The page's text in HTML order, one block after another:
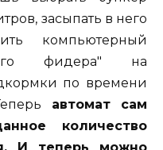
засыпать в него
компьютерный
фидера" на
по времени
автомат сам
количество